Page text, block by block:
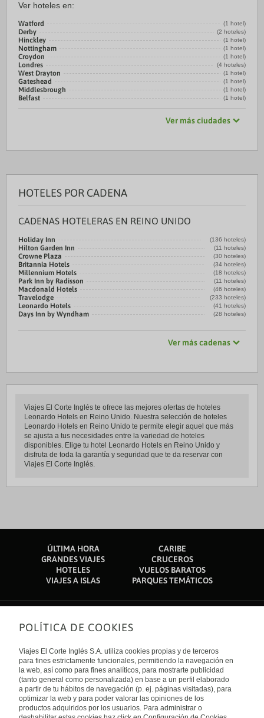
Ver hoteles en:
Watford (1 hotel)
Derby (2 hoteles)
Hinckley (1 hotel)
Nottingham (1 hotel)
Croydon (1 hotel)
Londres (4 hoteles)
West Drayton (1 hotel)
Gateshead (1 hotel)
Middlesbrough (1 hotel)
Belfast (1 hotel)
Ver más ciudades
HOTELES POR CADENA
CADENAS HOTELERAS EN REINO UNIDO
Holiday Inn (136 hoteles)
Hilton Garden Inn (11 hoteles)
Crowne Plaza (30 hoteles)
Britannia Hotels (34 hoteles)
Millennium Hotels (18 hoteles)
Park Inn by Radisson (11 hoteles)
Macdonald Hotels (46 hoteles)
Travelodge (233 hoteles)
Leonardo Hotels (41 hoteles)
Days Inn by Wyndham (28 hoteles)
Ver más cadenas
Viajes El Corte Inglés te ofrece las mejores ofertas de hoteles
Leonardo Hotels en Reino Unido. Nuestra selección de hoteles
Leonardo Hotels en Reino Unido te permite elegir aquel que más
se ajusta a tus necesidades entre la variedad de hoteles
disponibles. Elige tu hotel Leonardo Hotels en Reino Unido y
disfruta de toda la garantía y seguridad que te da reservar con
Viajes El Corte Inglés.
ÚLTIMA HORA
CARIBE
GRANDES VIAJES
CRUCEROS
HOTELES
VUELOS BARATOS
VIAJES A ISLAS
PARQUES TEMÁTICOS
Sobre nosotros
Quiénes somos
Financiación
Sostenibilidad
Turismo accesible
Tarjeta El Corte Inglés
Trabaja con nosotros
El Corte Inglés
Canal Ético
Enlaces de interés
Guías de viaje
Catálogos
Auto check-in
Condiciones Generales
Internacional
POLÍTICA DE COOKIES
Viajes El Corte Inglés S.A. utiliza cookies propias y de terceros
para fines estrictamente funcionales, permitiendo la navegación en
la web, así como para fines analíticos, para mostrarte publicidad
(tanto general como personalizada) en base a un perfil elaborado
a partir de tu hábitos de navegación (p. ej. páginas visitadas), para
optimizar la web y para poder valorar las opiniones de los
productos adquiridos por los usuarios. Para administrar o